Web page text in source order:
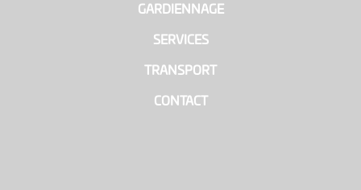
GARDIENNAGE
SERVICES
TRANSPORT
CONTACT